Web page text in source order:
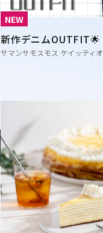
NEW
新作デニムOUTFIT🌟
サマンサモスモス ケイッティオ